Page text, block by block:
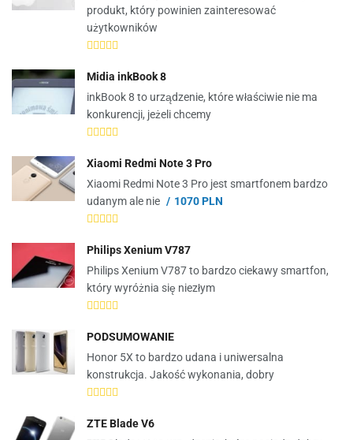
produkt, który powinien zainteresować
użytkowników
Midia inkBook 8
inkBook 8 to urządzenie, które właściwie nie ma
konkurencji, jeżeli chcemy
Xiaomi Redmi Note 3 Pro
Xiaomi Redmi Note 3 Pro jest smartfonem bardzo
udanym ale nie
1070 PLN
Philips Xenium V787
Philips Xenium V787 to bardzo ciekawy smartfon,
który wyróżnia się niezłym
PODSUMOWANIE
Honor 5X to bardzo udana i uniwersalna
konstrukcja. Jakość wykonania, dobry
ZTE Blade V6